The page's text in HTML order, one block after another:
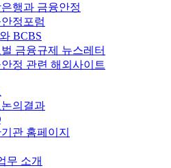
행과 금융안정
정포럼
BCBS
금융규제 뉴스레터
정 관련 해외사이트
의결과
관 홈페이지
무 소개